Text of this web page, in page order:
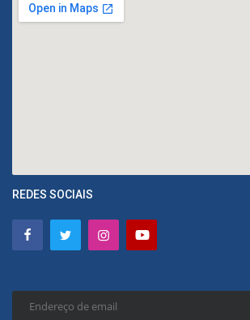
REDES SOCIAIS